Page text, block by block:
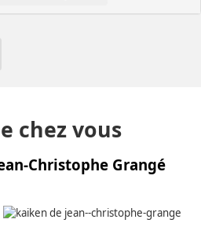
chez vous
Christophe Grangé